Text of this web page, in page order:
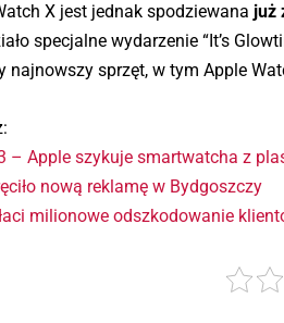
X jest jednak spodziewana już
specjalne wydarzenie “It’s
najnowszy sprzęt, w tym Apple
– Apple szykuje smartwatcha z
nową reklamę w Bydgoszczy
milionowe odszkodowanie